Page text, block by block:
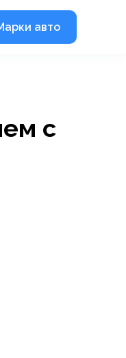
авто
с